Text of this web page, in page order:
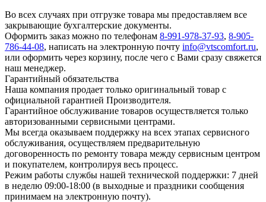
Во всех случаях при отгрузке товара мы предоставляем все
закрывающие бухгалтерские документы.
Оформить заказ можно по телефонам 8-991-978-37-93, 8-905-
786-44-08, написать на электронную почту info@vtscomfort.ru,
или оформить через корзину, после чего с Вами сразу свяжется
наш менеджер.
Гарантийный обязательства
Наша компания продает только оригинальный товар с
официальной гарантией Производителя.
Гарантийное обслуживание товаров осуществляется только
авторизованными сервисными центрами.
Мы всегда оказываем поддержку на всех этапах сервисного
обслуживания, осуществляем предварительную
договоренность по ремонту товара между сервисным центром
и покупателем, контролируя весь процесс.
Режим работы службы нашей технической поддержки: 7 дней
в неделю 09:00-18:00 (в выходные и праздники сообщения
принимаем на электронную почту).